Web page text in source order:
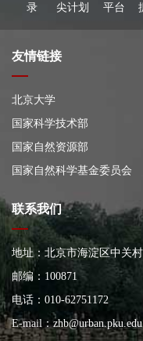
录
尖计划
平台
友情链接
北京大学
国家科学技术部
国家自然资源部
国家自然科学基金委员会
联系我们
地址：北京市海淀区中关
大楼
邮编：100871
电话：010-62751172
E-mail：